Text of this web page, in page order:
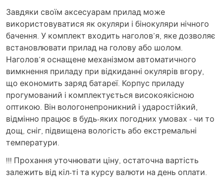
Завдяки своїм аксесуарам прилад може
використовуватися як окуляри і бінокуляри нічного
бачення. У комплект входить наголов’я, яке дозволяє
встановлювати прилад на голову або шолом.
Наголов’я оснащене механізмом автоматичного
вимкнення приладу при відкиданні окулярів вгору,
що економить заряд батареї. Корпус приладу
прогумований і комплектується високоякісною
оптикою. Він вологонепроникний і ударостійкий,
відмінно працює в будь-яких погодних умовах - чи то
дощ, сніг, підвищена вологість або екстремальні
температури.
!!! Прохання уточнювати ціну, остаточна вартість
залежить від кіл-ті та курсу валюти на день оплати.